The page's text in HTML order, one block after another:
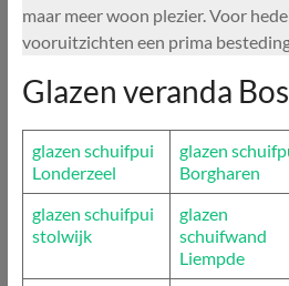
maar meer woon plezier. Voor
vooruitzichten een prima
Glazen veranda
glazen schuifpui
Londerzeel
glazen
Borgharen
glazen schuifpui
stolwijk
glazen
schuifwand
Liempde